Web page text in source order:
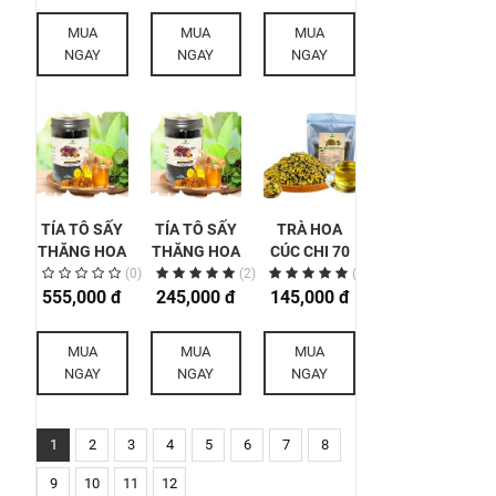
MUA
NGAY
500GR
MUA
NGAY
MUA
NGAY
TÍA TÔ SẤY
THĂNG HOA
VIÊN MẬT
ONG RỪNG
(0)
555,000 đ
MUA
NGAY
TÍA TÔ SẤY
THĂNG HOA
VIÊN MẬT
ONG RỪNG
(2)
245,000 đ
MUA
NGAY
TRÀ HOA
CÚC CHI 70
GR
(2)
145,000 đ
MUA
NGAY
1 2 3 4 5 6 7 8
9 10 11 12